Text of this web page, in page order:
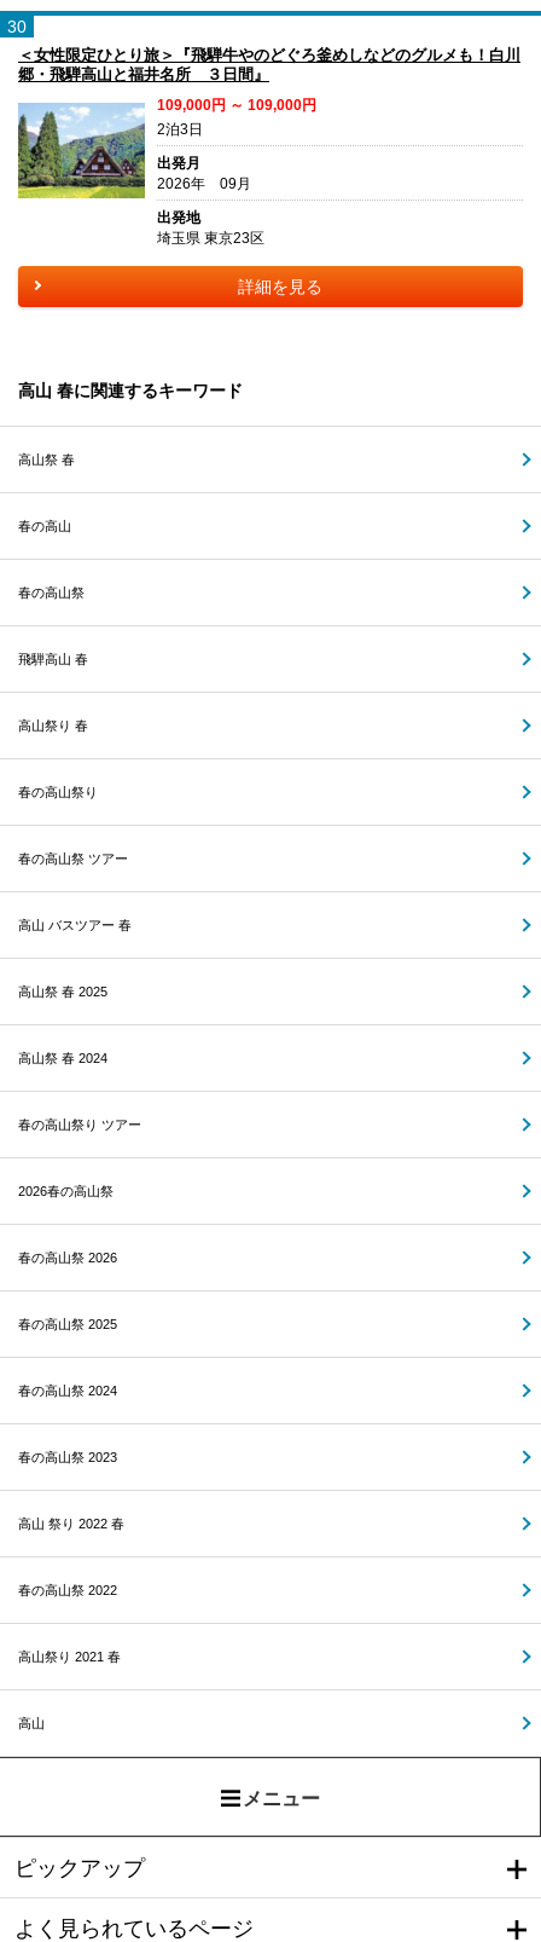
30
＜女性限定ひとり旅＞『飛騨牛やのどぐろ釜めしなどのグルメも！白川
郷・飛騨高山と福井名所 ３日間』
109,000円 ～ 109,000円
2泊3日
出発月
2026年 09月
出発地
埼玉県 東京23区
詳細を見る
高山 春に関連するキーワード
高山祭 春
春の高山
春の高山祭
飛騨高山 春
高山祭り 春
春の高山祭り
春の高山祭 ツアー
高山 バスツアー 春
高山祭 春 2025
高山祭 春 2024
春の高山祭り ツアー
2026春の高山祭
春の高山祭 2026
春の高山祭 2025
春の高山祭 2024
春の高山祭 2023
高山 祭り 2022 春
春の高山祭 2022
高山祭り 2021 春
高山
メニュー
ピックアップ
よく見られているページ